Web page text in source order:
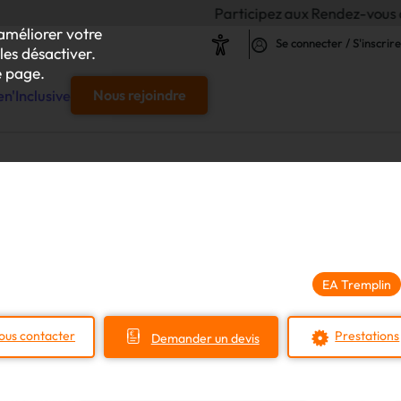
votre
désactiver.
page.
Participez aux Rendez-vous de l'Inclusion
Se connecter / S'inscrire
chaque projet d'achat
Nous rejoindre
EA Tremplin
contacter Demander un devis Prestations